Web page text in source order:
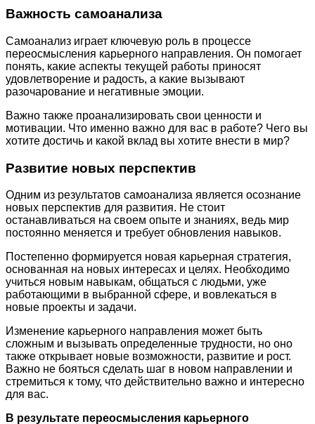
Важность самоанализа
Самоанализ играет ключевую роль в процессе
переосмысления карьерного направления. Он помогает
понять, какие аспекты текущей работы приносят
удовлетворение и радость, а какие вызывают
разочарование и негативные эмоции.
Важно также проанализировать свои ценности и
мотивации. Что именно важно для вас в работе? Чего вы
хотите достичь и какой вклад вы хотите внести в мир?
Развитие новых перспектив
Одним из результатов самоанализа является осознание
новых перспектив для развития. Не стоит
останавливаться на своем опыте и знаниях, ведь мир
постоянно меняется и требует обновления навыков.
Постепенно формируется новая карьерная стратегия,
основанная на новых интересах и целях. Необходимо
учиться новым навыкам, общаться с людьми, уже
работающими в выбранной сфере, и вовлекаться в
новые проекты и задачи.
Изменение карьерного направления может быть
сложным и вызывать определенные трудности, но оно
также открывает новые возможности, развитие и рост.
Важно не бояться сделать шаг в новом направлении и
стремиться к тому, что действительно важно и интересно
для вас.
В результате переосмысления карьерного